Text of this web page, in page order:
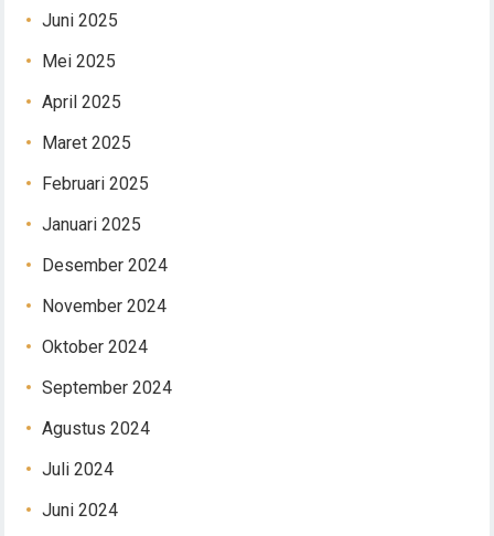
Juni 2025
Mei 2025
April 2025
Maret 2025
Februari 2025
Januari 2025
Desember 2024
November 2024
Oktober 2024
September 2024
Agustus 2024
Juli 2024
Juni 2024